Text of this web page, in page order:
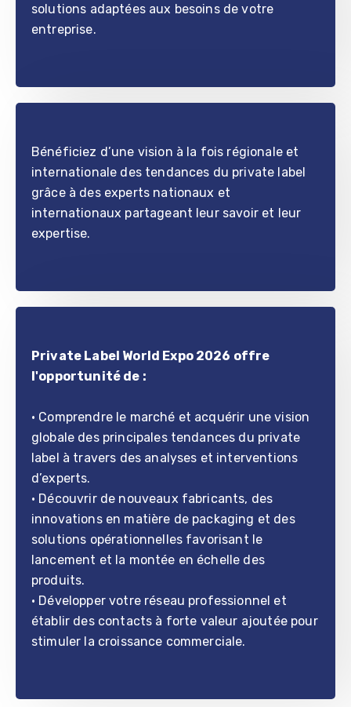
solutions adaptées aux besoins de votre
entreprise.
Bénéficiez d’une vision à la fois régionale et
internationale des tendances du private label
grâce à des experts nationaux et
internationaux partageant leur savoir et leur
expertise.
Private Label World Expo 2026 offre
l'opportunité de :
• Comprendre le marché et acquérir une vision
globale des principales tendances du private
label à travers des analyses et interventions
d’experts.
• Découvrir de nouveaux fabricants, des
innovations en matière de packaging et des
solutions opérationnelles favorisant le
lancement et la montée en échelle des
produits.
• Développer votre réseau professionnel et
établir des contacts à forte valeur ajoutée pour
stimuler la croissance commerciale.